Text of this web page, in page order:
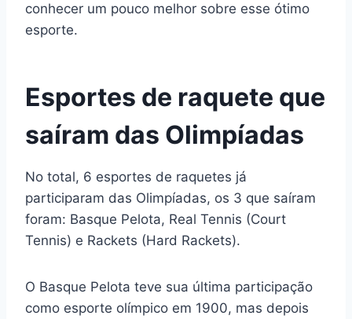
conhecer um pouco melhor sobre esse ótimo
esporte.
Esportes de raquete que
saíram das Olimpíadas
No total, 6 esportes de raquetes já
participaram das Olimpíadas, os 3 que saíram
foram: Basque Pelota, Real Tennis (Court
Tennis) e Rackets (Hard Rackets).
O Basque Pelota teve sua última participação
como esporte olímpico em 1900, mas depois